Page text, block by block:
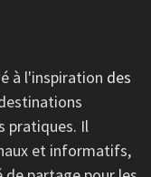
à l'inspiration des
pratiques. Il
et informatifs,